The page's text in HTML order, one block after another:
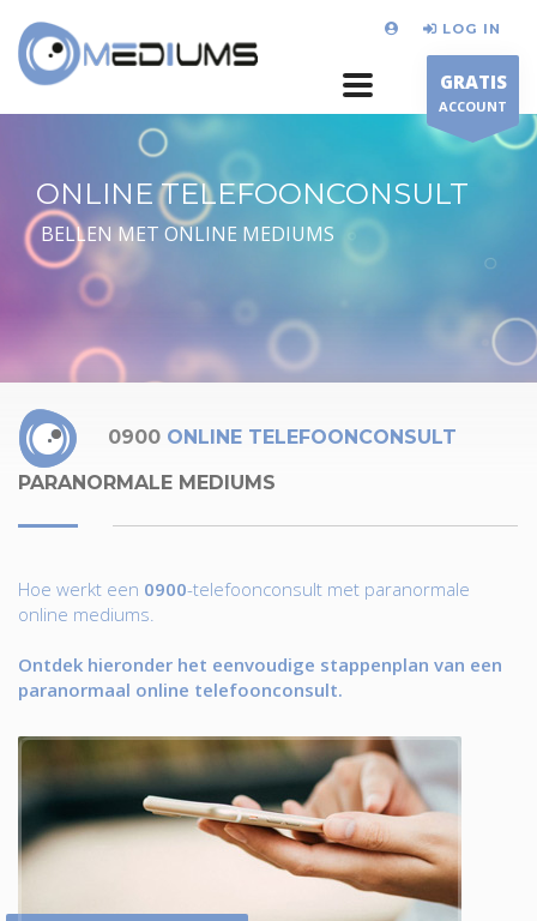
LOG IN
GRATIS
ACCOUNT
ONLINE TELEFOONCONSULT
BELLEN MET ONLINE MEDIUMS
0900 ONLINE TELEFOONCONSULT
PARANORMALE MEDIUMS
Hoe werkt een 0900-telefoonconsult met paranormale
online mediums.
Ontdek hieronder het eenvoudige stappenplan van een
paranormaal online telefoonconsult.